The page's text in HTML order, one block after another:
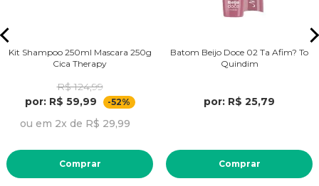
Kit Shampoo 250ml Mascara 250g
Cica Therapy
R$ 124,99
por: R$ 59,99
-52%
ou em 2x de R$ 29,99
Comprar
Batom Beijo Doce 02 Ta Afim? To
Quindim
por: R$ 25,79
Comprar